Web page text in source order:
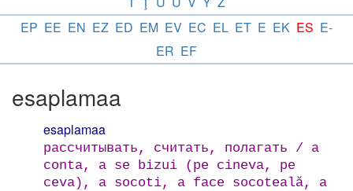
EP EE EN EZ ED EM EV EC EL ET E EK ES E-
ER EF
esaplamaa
esaplamaa
рассчитывать, считать, полагать / a
conta, a se bizui (pe cineva, pe
ceva), a socoti, a face socoteală, a